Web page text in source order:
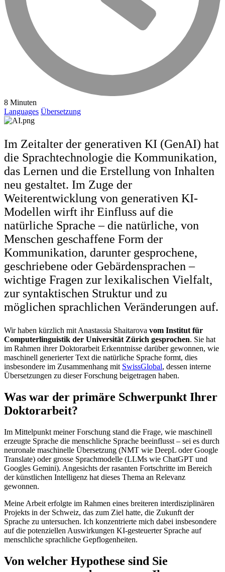
8 Minuten
Languages Übersetzung
Im Zeitalter der generativen KI (GenAI) hat
die Sprachtechnologie die Kommunikation,
das Lernen und die Erstellung von Inhalten
neu gestaltet. Im Zuge der
Weiterentwicklung von generativen KI-
Modellen wirft ihr Einfluss auf die
natürliche Sprache – die natürliche, von
Menschen geschaffene Form der
Kommunikation, darunter gesprochene,
geschriebene oder Gebärdensprachen –
wichtige Fragen zur lexikalischen Vielfalt,
zur syntaktischen Struktur und zu
möglichen sprachlichen Veränderungen auf.
Wir haben kürzlich mit Anastassia Shaitarova vom Institut für
Computerlinguistik der Universität Zürich gesprochen. Sie hat
im Rahmen ihrer Doktorarbeit Erkenntnisse darüber gewonnen, wie
maschinell generierter Text die natürliche Sprache formt, dies
insbesondere im Zusammenhang mit SwissGlobal, dessen interne
Übersetzungen zu dieser Forschung beigetragen haben.
Was war der primäre Schwerpunkt Ihrer
Doktorarbeit?
Im Mittelpunkt meiner Forschung stand die Frage, wie maschinell
erzeugte Sprache die menschliche Sprache beeinflusst – sei es durch
neuronale maschinelle Übersetzung (NMT wie DeepL oder Google
Translate) oder grosse Sprachmodelle (LLMs wie ChatGPT und
Googles Gemini). Angesichts der rasanten Fortschritte im Bereich
der künstlichen Intelligenz hat dieses Thema an Relevanz
gewonnen.
Meine Arbeit erfolgte im Rahmen eines breiteren interdisziplinären
Projekts in der Schweiz, das zum Ziel hatte, die Zukunft der
Sprache zu untersuchen. Ich konzentrierte mich dabei insbesondere
auf die potenziellen Auswirkungen KI-gesteuerter Sprache auf
menschliche sprachliche Gepflogenheiten.
Von welcher Hypothese sind Sie